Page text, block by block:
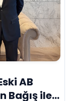
AB
Bağış ile